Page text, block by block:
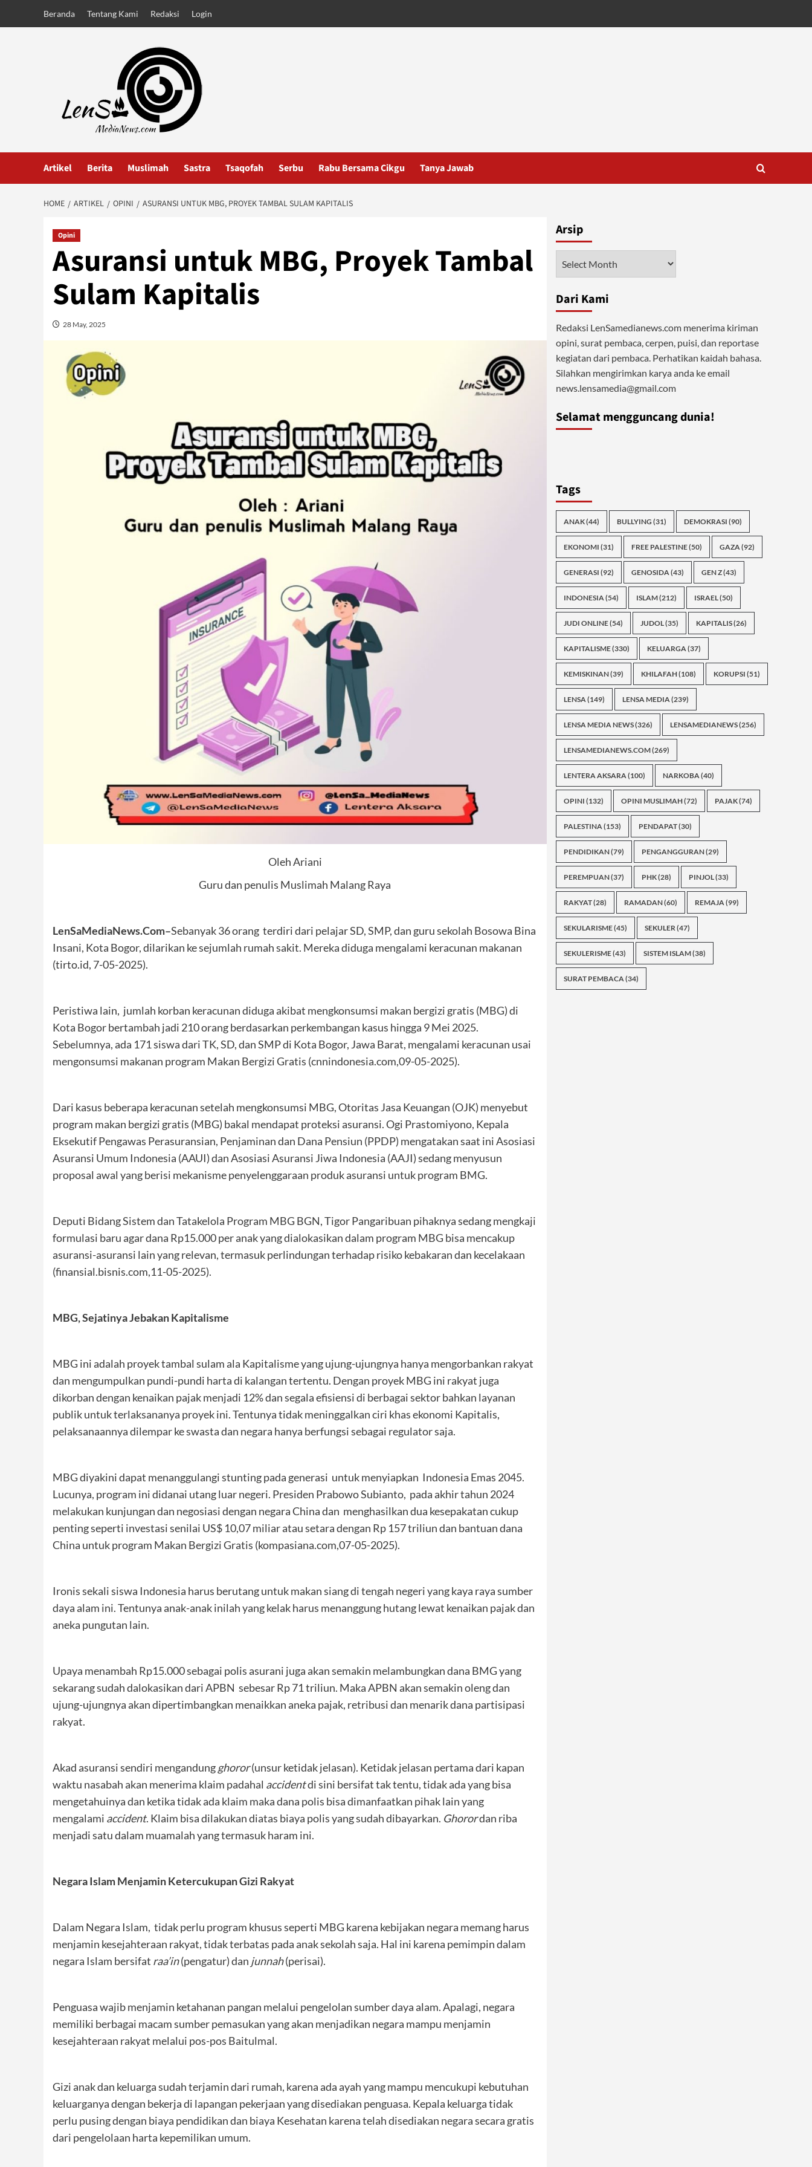
Beranda Tentang Kami Redaksi Login
Artikel Berita Muslimah Sastra Tsaqofah Serbu Rabu Bersama Cikgu Tanya Jawab
HOME ARTIKEL OPINI ASURANSI UNTUK MBG, PROYEK TAMBAL SULAM KAPITALIS
Opini
Asuransi untuk MBG, Proyek Tambal
Sulam Kapitalis
28 May, 2025
Oleh Ariani
Guru dan penulis Muslimah Malang Raya
LenSaMediaNews.Com–Sebanyak 36 orang terdiri dari pelajar SD, SMP, dan guru sekolah Bosowa Bina
Insani, Kota Bogor, dilarikan ke sejumlah rumah sakit. Mereka diduga mengalami keracunan makanan
(tirto.id, 7-05-2025).
Peristiwa lain, jumlah korban keracunan diduga akibat mengkonsumsi makan bergizi gratis (MBG) di
Kota Bogor bertambah jadi 210 orang berdasarkan perkembangan kasus hingga 9 Mei 2025.
Sebelumnya, ada 171 siswa dari TK, SD, dan SMP di Kota Bogor, Jawa Barat, mengalami keracunan usai
mengonsumsi makanan program Makan Bergizi Gratis (cnnindonesia.com,09-05-2025).
Dari kasus beberapa keracunan setelah mengkonsumsi MBG, Otoritas Jasa Keuangan (OJK) menyebut
program makan bergizi gratis (MBG) bakal mendapat proteksi asuransi. Ogi Prastomiyono, Kepala
Eksekutif Pengawas Perasuransian, Penjaminan dan Dana Pensiun (PPDP) mengatakan saat ini Asosiasi
Asuransi Umum Indonesia (AAUI) dan Asosiasi Asuransi Jiwa Indonesia (AAJI) sedang menyusun
proposal awal yang berisi mekanisme penyelenggaraan produk asuransi untuk program BMG.
Deputi Bidang Sistem dan Tatakelola Program MBG BGN, Tigor Pangaribuan pihaknya sedang mengkaji
formulasi baru agar dana Rp15.000 per anak yang dialokasikan dalam program MBG bisa mencakup
asuransi-asuransi lain yang relevan, termasuk perlindungan terhadap risiko kebakaran dan kecelakaan
(finansial.bisnis.com,11-05-2025).
MBG, Sejatinya Jebakan Kapitalisme
MBG ini adalah proyek tambal sulam ala Kapitalisme yang ujung-ujungnya hanya mengorbankan rakyat
dan mengumpulkan pundi-pundi harta di kalangan tertentu. Dengan proyek MBG ini rakyat juga
dikorban dengan kenaikan pajak menjadi 12% dan segala efisiensi di berbagai sektor bahkan layanan
publik untuk terlaksananya proyek ini. Tentunya tidak meninggalkan ciri khas ekonomi Kapitalis,
pelaksanaannya dilempar ke swasta dan negara hanya berfungsi sebagai regulator saja.
MBG diyakini dapat menanggulangi stunting pada generasi untuk menyiapkan Indonesia Emas 2045.
Lucunya, program ini didanai utang luar negeri. Presiden Prabowo Subianto, pada akhir tahun 2024
melakukan kunjungan dan negosiasi dengan negara China dan menghasilkan dua kesepakatan cukup
penting seperti investasi senilai US$ 10,07 miliar atau setara dengan Rp 157 triliun dan bantuan dana
China untuk program Makan Bergizi Gratis (kompasiana.com,07-05-2025).
Ironis sekali siswa Indonesia harus berutang untuk makan siang di tengah negeri yang kaya raya sumber
daya alam ini. Tentunya anak-anak inilah yang kelak harus menanggung hutang lewat kenaikan pajak dan
aneka pungutan lain.
Upaya menambah Rp15.000 sebagai polis asurani juga akan semakin melambungkan dana BMG yang
sekarang sudah dalokasikan dari APBN sebesar Rp 71 triliun. Maka APBN akan semakin oleng dan
ujung-ujungnya akan dipertimbangkan menaikkan aneka pajak, retribusi dan menarik dana partisipasi
rakyat.
Akad asuransi sendiri mengandungghoror(unsur ketidak jelasan). Ketidak jelasan pertama dari kapan
waktu nasabah akan menerima klaim padahal accidentdi sini bersifat tak tentu, tidak ada yang bisa
mengetahuinya dan ketika tidak ada klaim maka dana polis bisa dimanfaatkan pihak lain yang
mengalami accident. Klaim bisa dilakukan diatas biaya polis yang sudah dibayarkan. Ghorordan riba
menjadi satu dalam muamalah yang termasuk haram ini.
Negara Islam Menjamin Ketercukupan Gizi Rakyat
Dalam Negara Islam, tidak perlu program khusus seperti MBG karena kebijakan negara memang harus
menjamin kesejahteraan rakyat, tidak terbatas pada anak sekolah saja. Hal ini karena pemimpin dalam
negara Islam bersifat raa’in(pengatur) dan junnah(perisai).
Penguasa wajib menjamin ketahanan pangan melalui pengelolan sumber daya alam. Apalagi, negara
memiliki berbagai macam sumber pemasukan yang akan menjadikan negara mampu menjamin
kesejahteraan rakyat melalui pos-pos Baitulmal.
Gizi anak dan keluarga sudah terjamin dari rumah, karena ada ayah yang mampu mencukupi kebutuhan
keluarganya dengan bekerja di lapangan pekerjaan yang disediakan penguasa. Kepala keluarga tidak
perlu pusing dengan biaya pendidikan dan biaya Kesehatan karena telah disediakan negara secara gratis
dari pengelolaan harta kepemilikan umum.
Arsip
Dari Kami
Redaksi LenSamedianews.com menerima kiriman
opini, surat pembaca, cerpen, puisi, dan reportase
kegiatan dari pembaca. Perhatikan kaidah bahasa.
Silahkan mengirimkan karya anda ke email
news.lensamedia@gmail.com
Selamat mengguncang dunia!
Tags
ANAK(44) BULLYING (31) DEMOKRASI (90)
EKONOMI (31) FREE PALESTINE(50) GAZA(92)
GENERASI (92) GENOSIDA(43) GEN Z(43)
INDONESIA(54) ISLAM(212) ISRAEL(50)
JUDI ONLINE(54) JUDOL(35) KAPITALIS(26)
KAPITALISME(330) KELUARGA(37)
KEMISKINAN(39) KHILAFAH(108) KORUPSI (51)
LENSA(149) LENSA MEDIA(239)
LENSA MEDIA NEWS(326) LENSAMEDIANEWS(256)
LENSAMEDIANEWS.COM(269)
LENTERA AKSARA(100) NARKOBA(40)
OPINI (132) OPINI MUSLIMAH(72) PAJAK(74)
PALESTINA(153) PENDAPAT(30)
PENDIDIKAN(79) PENGANGGURAN(29)
PEREMPUAN(37) PHK(28) PINJOL(33)
RAKYAT(28) RAMADAN(60) REMAJA(99)
SEKULARISME(45) SEKULER(47)
SEKULERISME(43) SISTEM ISLAM(38)
SURAT PEMBACA(34)